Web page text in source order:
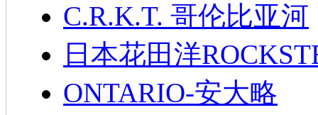
C.R.K.T. 哥伦比亚河
日本花田洋
ONTARIO-安大略